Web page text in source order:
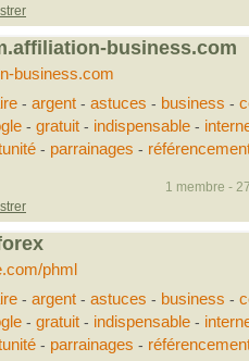
business.com
business.com
- argent- astuces - business -
- gratuit- indispensable-
- parrainages -
1 membre -
phml
- argent- astuces - business -
- gratuit- indispensable-
- parrainages -